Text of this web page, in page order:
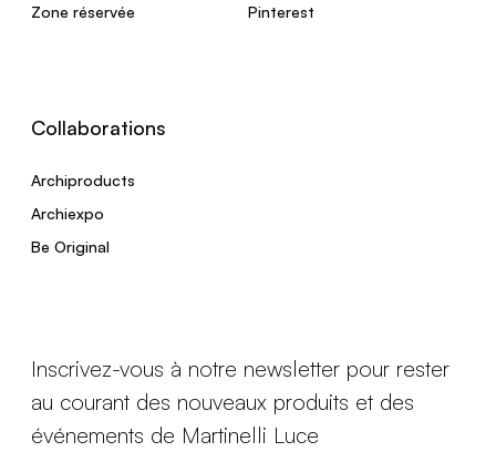
Zone réservée
Pinterest
Collaborations
Archiproducts
Archiexpo
Be Original
Inscrivez-vous à notre newsletter pour rester
au courant des nouveaux produits et des
événements de Martinelli Luce